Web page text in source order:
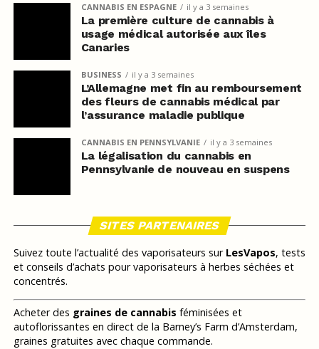
CANNABIS EN ESPAGNE il y a 3 semaines
La première culture de cannabis à
usage médical autorisée aux îles
Canaries
BUSINESS il y a 3 semaines
L’Allemagne met fin au remboursement
des fleurs de cannabis médical par
l’assurance maladie publique
CANNABIS EN PENNSYLVANIE il y a 3 semaines
La légalisation du cannabis en
Pennsylvanie de nouveau en suspens
SITES PARTENAIRES
Suivez toute l’actualité des vaporisateurs sur LesVapos, tests
et conseils d’achats pour vaporisateurs à herbes séchées et
concentrés.
Acheter des graines de cannabis féminisées et
autoflorissantes en direct de la Barney’s Farm d’Amsterdam,
graines gratuites avec chaque commande.